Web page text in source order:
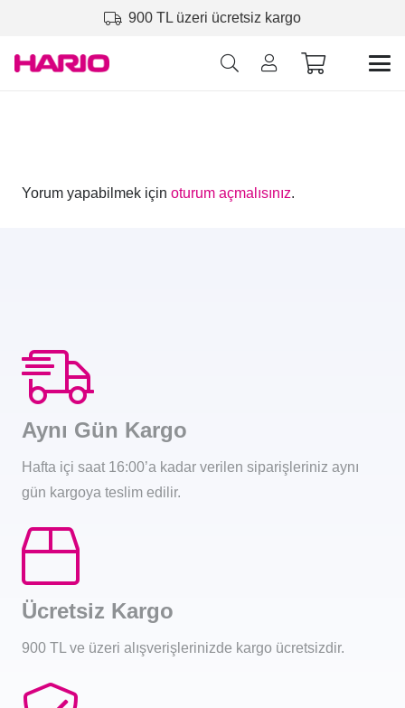
900 TL üzeri ücretsiz kargo
Yorum yapabilmek için oturum açmalısınız.
Aynı Gün Kargo
Hafta içi saat 16:00’a kadar verilen siparişleriniz aynı
gün kargoya teslim edilir.
Ücretsiz Kargo
900 TL ve üzeri alışverişlerinizde kargo ücretsizdir.